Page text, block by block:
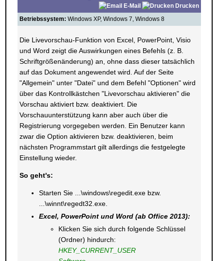
E-Mail
Drucken
Betriebssystem: Windows XP, Windows 7, Windows 8
Die Livevorschau-Funktion von Excel, PowerPoint, Visio
und Word zeigt die Auswirkungen eines Befehls (z. B.
Schriftgrößenänderung) an, ohne dass dieser tatsächlich
auf das Dokument angewendet wird. Auf der Seite
"Allgemein" unter "Datei" und dem Befehl "Optionen" wird
über das Kontrollkästchen "Livevorschau aktivieren" die
Vorschau aktiviert bzw. deaktiviert. Die
Vorschauunterstützung kann aber auch über die
Registrierung vorgegeben werden. Ein Benutzer kann
zwar die Option aktivieren bzw. deaktivieren, beim
nächsten Programmstart gilt allerdings die festgelegte
Einstellung wieder.
So geht's:
Starten Sie ...\windows\regedit.exe bzw.
...\winnt\regedt32.exe.
Excel, PowerPoint und Word (ab Office 2013):
Klicken Sie sich durch folgende Schlüssel
(Ordner) hindurch:
HKEY_CURRENT_USER